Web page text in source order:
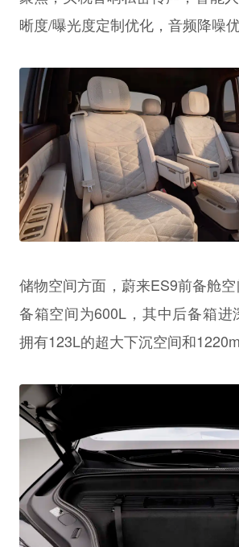
晰度/曝光度定制优化，音频降噪优
储物空间方面，蔚来ES9前备舱
备箱空间为600L，其中后备箱进
拥有123L的超大下沉空间和